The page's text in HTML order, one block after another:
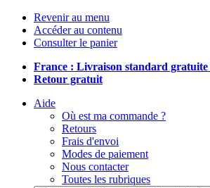
Revenir au menu
Accéder au contenu
Consulter le panier
France : Livraison standard gratuite
Retour gratuit
Aide
Où est ma commande ?
Retours
Frais d'envoi
Modes de paiement
Nous contacter
Toutes les rubriques